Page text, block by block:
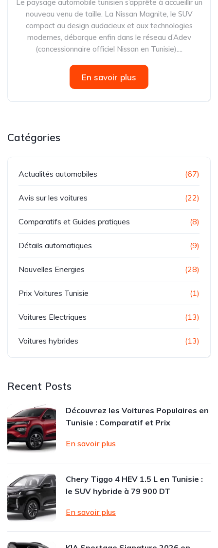
Le paysage automobile tunisien s’apprête à accueillir un
nouveau venu de taille. La Nissan Magnite, le SUV
compact au design audacieux et aux technologies
modernes, débarque enfin dans le réseau d’Adev
(concessionnaire officiel Nissan en Tunisie)....
En savoir plus
Catégories
Actualités automobiles (67)
Avis sur les voitures (22)
Comparatifs et Guides pratiques (8)
Détails automatiques (9)
Nouvelles Energies (28)
Prix Voitures Tunisie (1)
Voitures Electriques (13)
Voitures hybrides (13)
Recent Posts
Découvrez les Voitures Populaires en
Tunisie : Comparatif et Prix
En savoir plus
Chery Tiggo 4 HEV 1.5 L en Tunisie :
le SUV hybride à 79 900 DT
En savoir plus